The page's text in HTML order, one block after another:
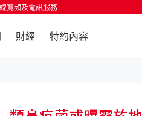
寬頻及電訊服務
財經 特約內容